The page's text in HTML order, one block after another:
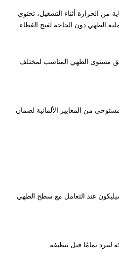
من الحرارة أثناء التشغيل، تحتوي
الطهي دون الحاجة لفتح الغطاء.
مستوى الطهي المناسب لمختلف
من المعايير الألمانية لضمان
عند التعامل مع سطح الطهي
تمامًا قبل تنظيفه.